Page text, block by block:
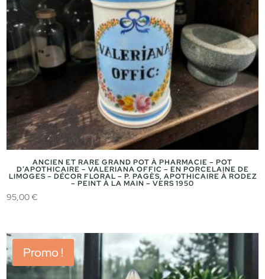
ANCIEN ET RARE GRAND POT À PHARMACIE – POT
D’APOTHICAIRE – VALERIANA OFFIC – EN PORCELAINE DE
LIMOGES – DÉCOR FLORAL – P. PAGÈS, APOTHICAIRE À RODEZ
– PEINT À LA MAIN – VERS 1950
95,00€
Promo !